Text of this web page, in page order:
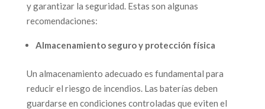
y garantizar la seguridad. Estas son algunas
recomendaciones:
Almacenamiento seguro y protección física
Un almacenamiento adecuado es fundamental para
reducir el riesgo de incendios. Las baterías deben
guardarse en condiciones controladas que eviten el